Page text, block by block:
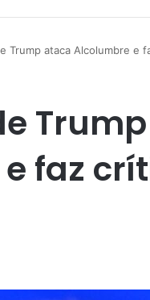
Trump ataca Alcolumbre e
faz